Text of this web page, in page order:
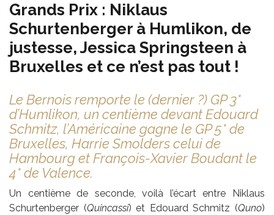
Grands Prix : Niklaus
Schurtenberger à Humlikon, de
justesse, Jessica Springsteen à
Bruxelles et ce n’est pas tout !
Le Bernois remporte le (dernier ?) GP 3*
d’Humlikon, un centième devant Edouard
Schmitz, l’Américaine gagne le GP 5* de
Bruxelles, Harrie Smolders celui de
Hambourg et François-Xavier Boudant le
4* de Valence.
Un centième de seconde, voilà l’écart entre Niklaus
Schurtenberger (Quincassi) et Edouard Schmitz (Quno)